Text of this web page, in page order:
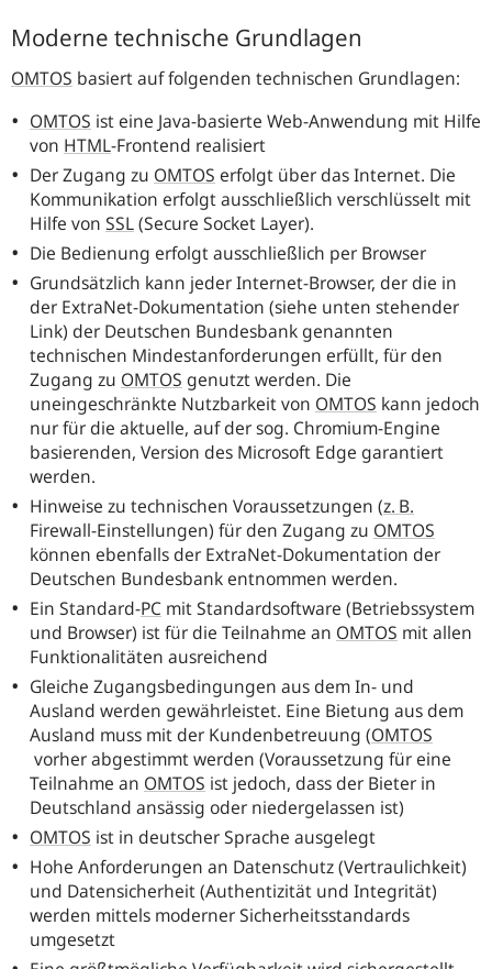
Moderne technische Grundlagen
OMTOS basiert auf folgenden technischen Grundlagen:
OMTOS ist eine Java-basierte Web-Anwendung mit Hilfe
von HTML-Frontend realisiert
Der Zugang zu OMTOS erfolgt über das Internet. Die
Kommunikation erfolgt ausschließlich verschlüsselt mit
Hilfe von SSL(Secure Socket Layer).
Die Bedienung erfolgt ausschließlich per Browser
Grundsätzlich kann jeder Internet-Browser, der die in
der ExtraNet-Dokumentation (siehe unten stehender
Link) der Deutschen Bundesbank genannten
technischen Mindestanforderungen erfüllt, für den
Zugang zu OMTOS genutzt werden. Die
uneingeschränkte Nutzbarkeit von OMTOS kann jedoch
nur für die aktuelle, auf der sog. Chromium-Engine
basierenden, Version des Microsoft Edge garantiert
werden.
Hinweise zu technischen Voraussetzungen (z. B.
Firewall-Einstellungen) für den Zugang zu OMTOS
können ebenfalls der ExtraNet-Dokumentation der
Deutschen Bundesbank entnommen werden.
Ein Standard-PC mit Standardsoftware (Betriebssystem
und Browser) ist für die Teilnahme an OMTOS mit allen
Funktionalitäten ausreichend
Gleiche Zugangsbedingungen aus dem In- und
Ausland werden gewährleistet. Eine Bietung aus dem
Ausland muss mit der Kundenbetreuung (OMTOS
vorher abgestimmt werden (Voraussetzung für eine
Teilnahme an OMTOS ist jedoch, dass der Bieter in
Deutschland ansässig oder niedergelassen ist)
OMTOS ist in deutscher Sprache ausgelegt
Hohe Anforderungen an Datenschutz (Vertraulichkeit)
und Datensicherheit (Authentizität und Integrität)
werden mittels moderner Sicherheitsstandards
umgesetzt